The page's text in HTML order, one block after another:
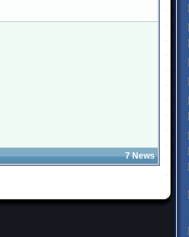
7 News